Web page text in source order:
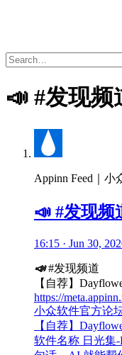
📣 #发现频
Appinn Feed｜小
📣 #发现频
16:15 · Jun 30,
📣#发现频道
【自荐】
https://
小众软件官方论
【自荐】
软件名称 日光集